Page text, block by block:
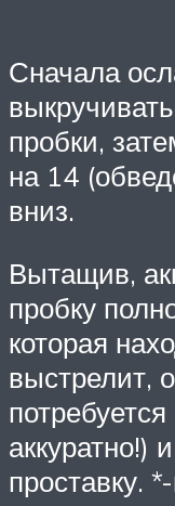
Сначала
пробки,
на 14
вниз.
Вытащив,
пробку
которая
выстрелит,
проставку.